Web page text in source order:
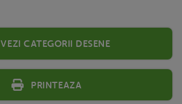
Vezi categorii desene
Printeaza